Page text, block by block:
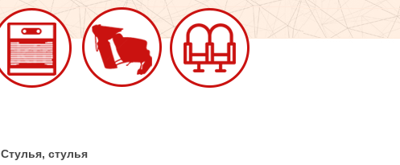
Стулья, стулья